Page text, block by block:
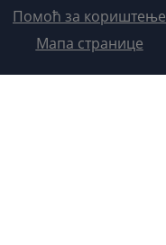
Помоћ за кориштење
Мапа странице